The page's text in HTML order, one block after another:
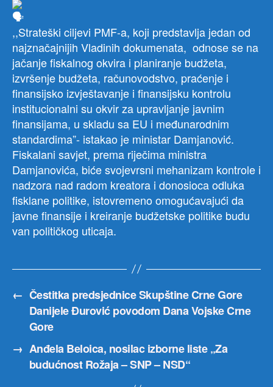
,,Strateški ciljevi PMF-a, koji predstavlja jedan od
najznačajnijih Vladinih dokumenata, odnose se na
jačanje fiskalnog okvira i planiranje budžeta,
izvršenje budžeta, računovodstvo, praćenje i
finansijsko izvještavanje i finansijsku kontrolu
institucionalni su okvir za upravljanje javnim
finansijama, u skladu sa EU i međunarodnim
standardima”- istakao je ministar Damjanović.
Fiskalani savjet, prema riječima ministra
Damjanovića, biće svojevrsni mehanizam kontrole i
nadzora nad radom kreatora i donosioca odluka
fisklane politike, istovremeno omogućavajući da
javne finansije i kreiranje budžetske politike budu
van političkog uticaja.
← Čestitka predsjednice Skupštine Crne Gore
Danijele Đurović povodom Dana Vojske Crne
Gore
→ Anđela Beloica, nosilac izborne liste „Za
budućnost Rožaja – SNP – NSD“